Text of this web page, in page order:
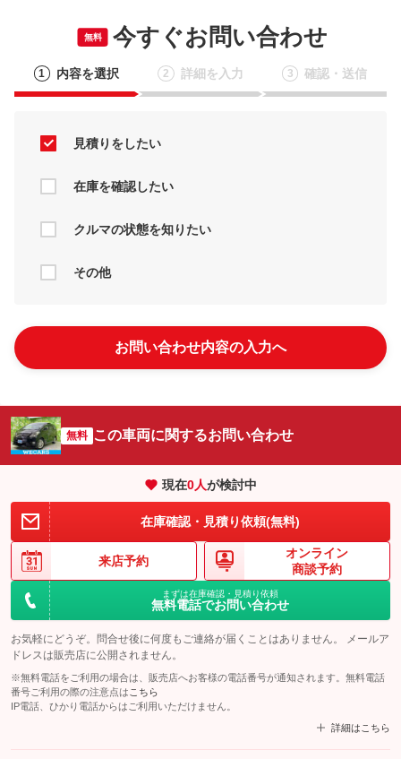
無料 今すぐお問い合わせ
1 内容を選択 2 詳細を入力 3 確認・送信
見積りをしたい
在庫を確認したい
クルマの状態を知りたい
その他
お問い合わせ内容の入力へ
無料 この車両に関するお問い合わせ
現在0人が検討中
在庫確認・見積り依頼(無料)
来店予約
オンライン
商談予約
まずは在庫確認・見積り依頼
無料電話でお問い合わせ
お気軽にどうぞ。問合せ後に何度もご連絡が届くことはありません。 メールア
ドレスは販売店に公開されません。
※無料電話をご利用の場合は、販売店へお客様の電話番号が通知されます。無料電話
番号ご利用の際の注意点は こちら
IP電話、ひかり電話からはご利用いただけません。
詳細はこちら